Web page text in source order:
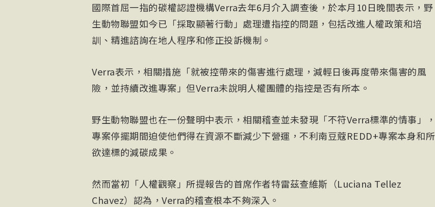
國際首屈一指的碳權認證機構Verra去年6月介入調查後，於本月10日晚間表示，野
生動物聯盟如今已「採取顯著行動」處理遭指控的問題，包括改進人權政策和培
訓、精進諮詢在地人程序和修正投訴機制。
Verra表示，相關措施「就被控帶來的傷害進行處理，減輕日後再度帶來傷害的風
險，並持續改進專案」但Verra未說明人權團體的指控是否有所本。
野生動物聯盟也在一份聲明中表示，相關稽查並未發現「不符Verra標準的情事」，
專案停擺期間迫使他們得在資源不斷減少下營運，不利南豆蔻REDD+專案本身和所
欲達標的減碳成果。
然而當初「人權觀察」所提報告的首席作者特雷茲查維斯（Luciana Tellez
Chavez）認為，Verra的稽查根本不夠深入。